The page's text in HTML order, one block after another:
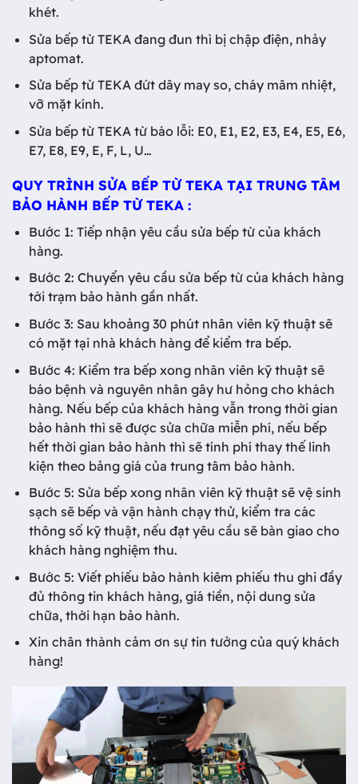
khét.
Sửa bếp từ TEKA đang đun thì bị chập điện, nhảy
aptomat.
Sửa bếp từ TEKA đứt dây may so, cháy mâm nhiệt,
vỡ mặt kính.
Sửa bếp từ TEKA từ báo lỗi: E0, E1, E2, E3, E4, E5, E6,
E7, E8, E9, E, F, L, U…
QUY TRÌNH SỬA BẾP TỪ TEKA TẠI TRUNG TÂM
BẢO HÀNH BẾP TỪ TEKA :
Bước 1: Tiếp nhận yêu cầu sửa bếp từ của khách
hàng.
Bước 2: Chuyển yêu cầu sửa bếp từ của khách hàng
tới trạm bảo hành gần nhất.
Bước 3: Sau khoảng 30 phút nhân viên kỹ thuật sẽ
có mặt tại nhà khách hàng để kiểm tra bếp.
Bước 4: Kiểm tra bếp xong nhân viên kỹ thuật sẽ
báo bệnh và nguyên nhân gây hư hỏng cho khách
hàng. Nếu bếp của khách hàng vẫn trong thời gian
bảo hành thì sẽ được sửa chữa miễn phí, nếu bếp
hết thời gian bảo hành thì sẽ tính phí thay thế linh
kiện theo bảng giá của trung tâm bảo hành.
Bước 5: Sửa bếp xong nhân viên kỹ thuật sẽ vệ sinh
sạch sẽ bếp và vận hành chạy thử, kiểm tra các
thông số kỹ thuật, nếu đạt yêu cầu sẽ bàn giao cho
khách hàng nghiệm thu.
Bước 5: Viết phiếu bảo hành kiêm phiếu thu ghi đầy
đủ thông tin khách hàng, giá tiền, nội dung sửa
chữa, thời hạn bảo hành.
Xin chân thành cảm ơn sự tin tưởng của quý khách
hàng!